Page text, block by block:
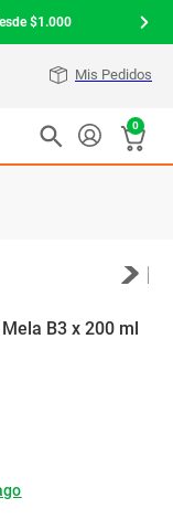
$1.000
Mis Pedidos
0
B3 x 200 ml